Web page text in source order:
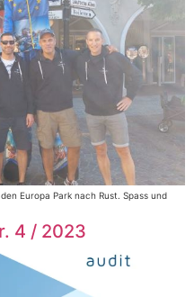
Europa Park nach Rust. Spass und
4 / 2023